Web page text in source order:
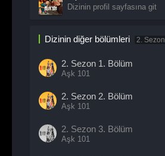
Dizinin profil sayfasına git
Dizinin diğer bölümleri 2. Sezon
2. Sezon 1. Bölüm
Aşk 101
2. Sezon 2. Bölüm
Aşk 101
2. Sezon 3. Bölüm
Aşk 101